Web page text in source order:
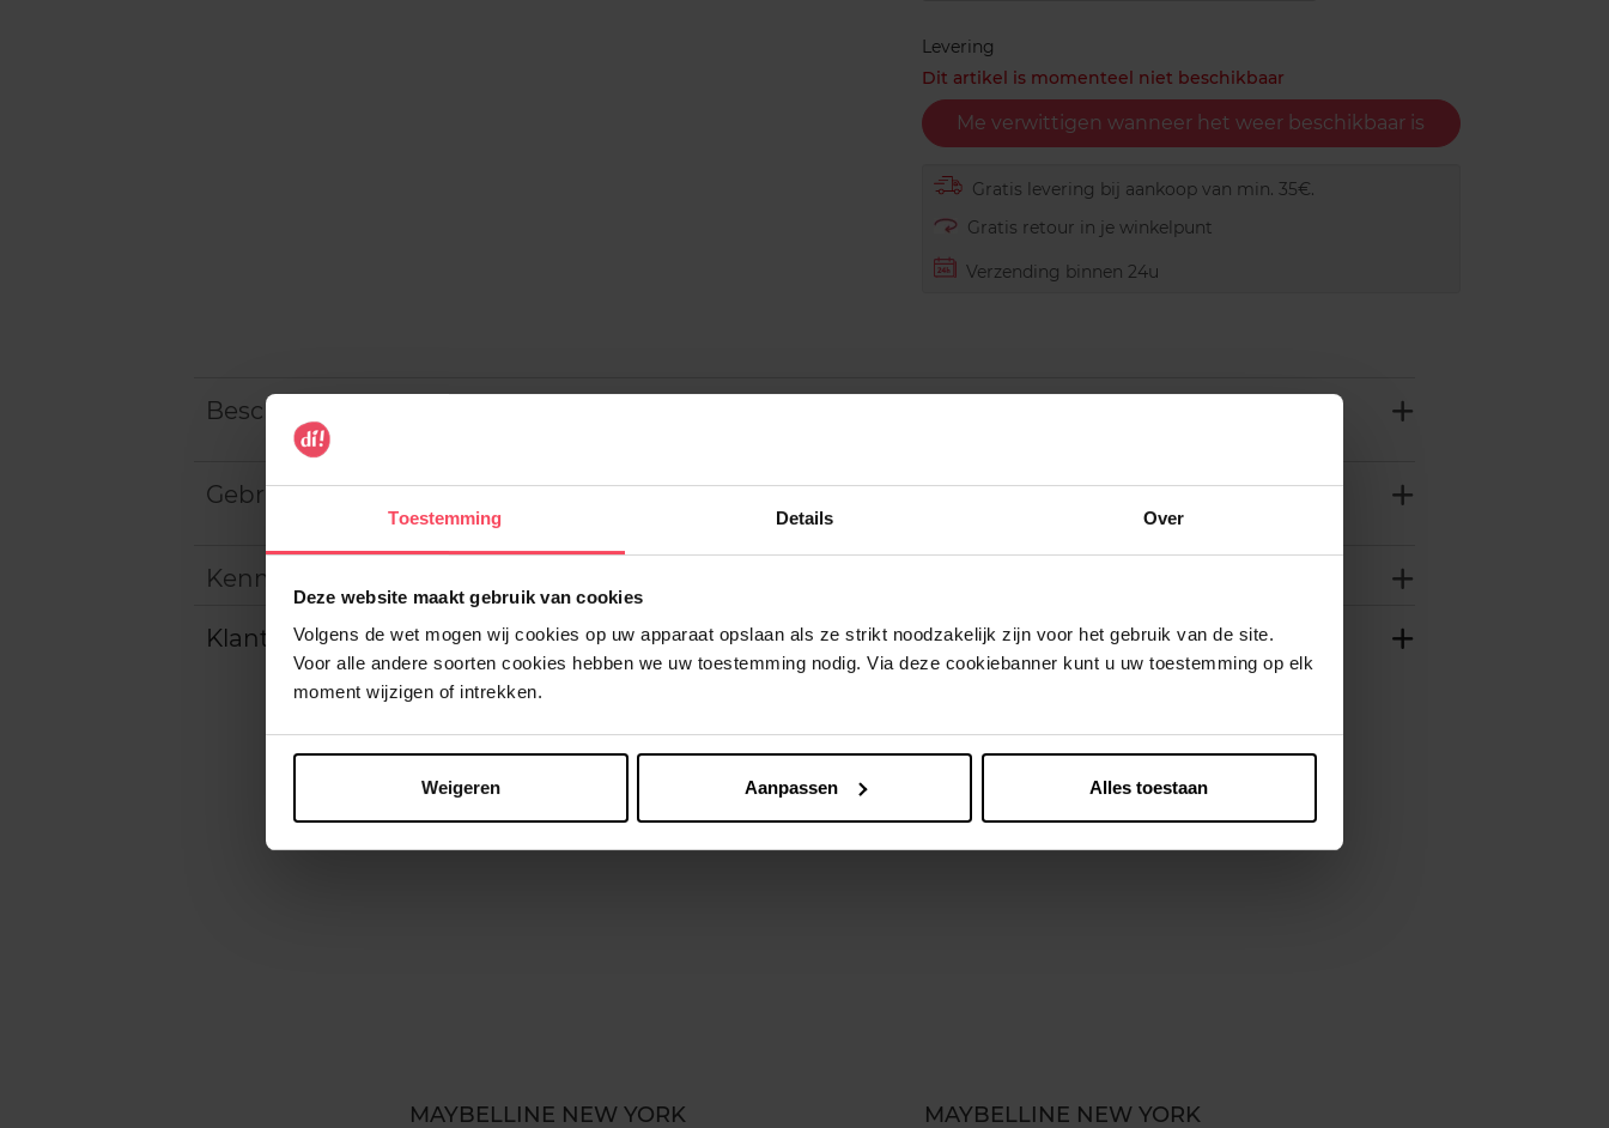
Toestemming Details Over
Deze website maakt gebruik van cookies
Volgens de wet mogen wij cookies op uw apparaat opslaan als ze strikt noodzakelijk zijn voor het gebruik van de site.
Voor alle andere soorten cookies hebben we uw toestemming nodig. Via deze cookiebanner kunt u uw toestemming op elk
moment wijzigen of intrekken.
Weigeren Aanpassen Alles toestaan
Levering
Dit artikel is momenteel niet beschikbaar
Me verwittigen wanneer het weer beschikbaar is
Gratis levering bij aankoop van min. 35€.
Gratis retour in je winkelpunt
Verzending binnen 24u
Beschrijving
Gebruiksadvies
Kenmerken
Klantereview
Nog iets vergeten ?
MAYBELLINE NEW YORK MAYBELLINE NEW YORK